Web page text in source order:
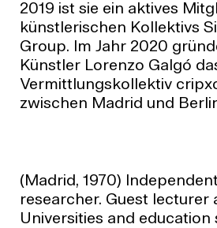
2019 ist sie ein aktives
künstlerischen Kollektivs
Group. Im Jahr 2020
Künstler Lorenzo Galgó
Vermittlungskollektiv
zwischen Madrid und
(Madrid, 1970)
researcher. Guest lecturer
Universities and education